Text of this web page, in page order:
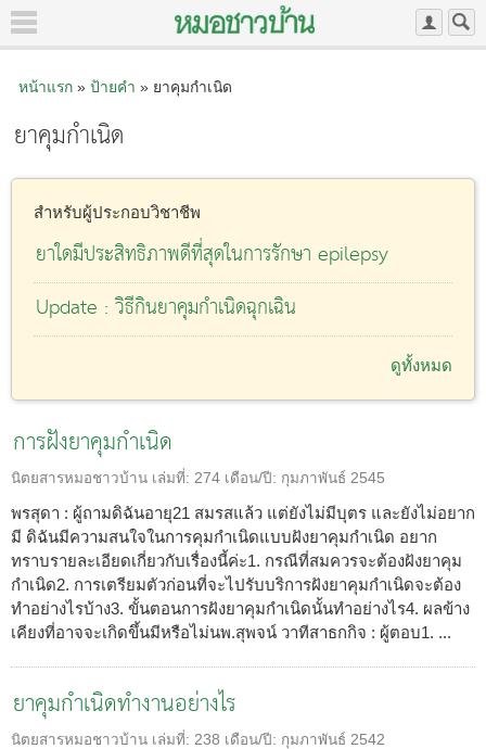
หน้าแรก» ป้ายคำ » ยาคุมกำเนิด
ยาคุมกำเนิด
สำหรับผู้ประกอบวิชาชีพ
ยาใดมีประสิทธิภาพดีที่สุดในการรักษา epilepsy
Update : วิธีกินยาคุมกำเนิดฉุกเฉิน
ดูทั้งหมด
การฝังยาคุมกำเนิด
นิตยสารหมอชาวบ้าน เล่มที่: 274 เดือน/ปี: กุมภาพันธ์ 2545
พรสุดา : ผู้ถามดิฉันอายุ21 สมรสแล้ว แต่ยังไม่มีบุตร และยังไม่อยาก
มี ดิฉันมีความสนใจในการคุมกำเนิดแบบฝังยาคุมกำเนิด อยาก
ทราบรายละเอียดเกี่ยวกับเรื่องนี้ค่ะ1. กรณีที่สมควรจะต้องฝังยาคุม
กำเนิด2. การเตรียมตัวก่อนที่จะไปรับบริการฝังยาคุมกำเนิดจะต้อง
ทำอย่างไรบ้าง3. ขั้นตอนการฝังยาคุมกำเนิดนั้นทำอย่างไร4. ผลข้าง
เคียงที่อาจจะเกิดขึ้นมีหรือไม่นพ.สุพจน์ วาทีสาธกกิจ : ผู้ตอบ1. ...
ยาคุมกำเนิดทำงานอย่างไร
นิตยสารหมอชาวบ้าน เล่มที่: 238 เดือน/ปี: กุมภาพันธ์ 2542